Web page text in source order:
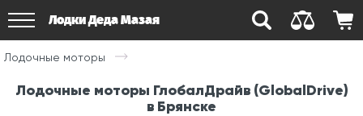
Лодки Деда Мазая
Лодочные моторы
Лодочные моторы ГлобалДрайв (GlobalDrive)
в Брянске